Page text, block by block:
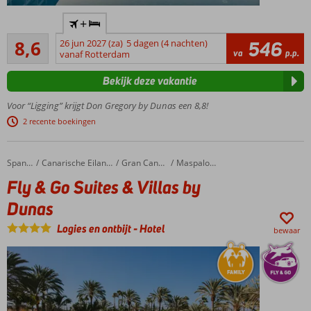
hebben
zeezicht
Direct
strand
van San
Augustin
Only
Adult
(min.
leeftijd
16
jaar)
All
Inclusive
ook
mogelijk
8,6
Aanrader
24
beoordelingen
+
26 jun 2027 (za) 5 dagen (4 nachten)
vanaf Rotterdam
va 546 p.p.
Voor “Ligging” krijgt Don Gregory by Dunas een 8,8!
2 recente boekingen
Bekijk deze vakantie
Home Spanje Canarische Eilanden Gran Canaria Maspalomas
Fly & Go Suites & Villas by Dunas
Fly & Go Suites & Villas by
Dunas
Logies en ontbijt-Hotel bewaar